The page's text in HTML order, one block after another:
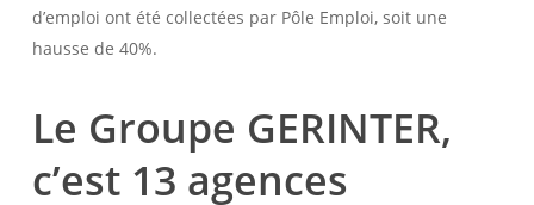
d’emploi ont été collectées par Pôle Emploi, soit une
hausse de 40%.
Le Groupe GERINTER,
c’est 13 agences